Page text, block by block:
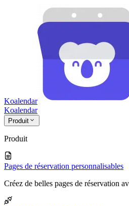
Koalendar
Koalendar
Produit
Produit
Pages de réservation personnalisables
Créez de belles pages de réservation